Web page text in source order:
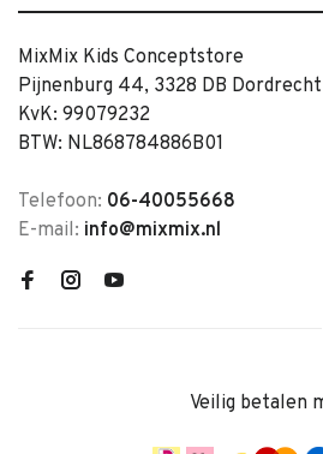
MixMix Kids Conceptstore
Pijnenburg 44, 3328 DB Dordrecht
KvK: 99079232
BTW: NL868784886B01
Telefoon: 06-40055668
E-mail: info@mixmix.nl
Veilig betalen